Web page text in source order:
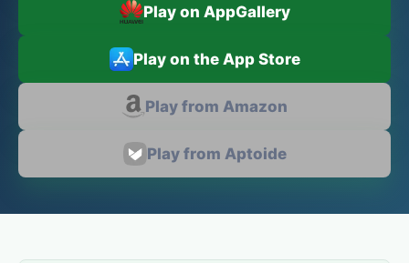
Play on AppGallery
Play on the App Store
Play from Amazon
Play from Aptoide